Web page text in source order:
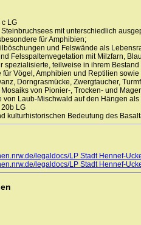
c LG
mit unterschiedlich
für Amphibien;
und Felswände als
Felsspaltenvegetation mit Milzfarn,
spezialisierte, teilweise in ihrem
Vögel, Amphibien und Reptilien
Dorngrasmücke, Zwergtaucher,
von Pionier-, Trocken- und
Laub-Mischwald auf den Hängen
LG
kulturhistorischen Bedeutung des
legaldocs/LP Stadt Hennef-
legaldocs/LP Stadt Hennef-